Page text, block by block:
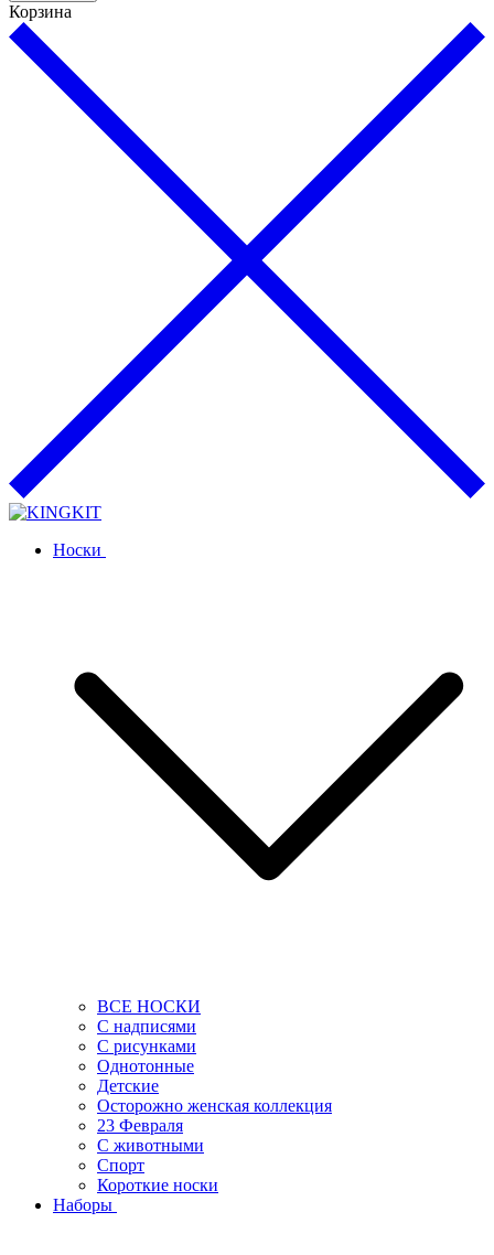
Корзина
Носки
ВСЕ НОСКИ
С надписями
С рисунками
Однотонные
Детские
Осторожно женская коллекция
23 Февраля
С животными
Спорт
Короткие носки
Наборы